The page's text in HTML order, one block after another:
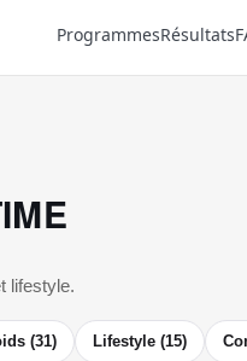
ProgrammesRésultats
lifestyle.
(31) Lifestyle (15)